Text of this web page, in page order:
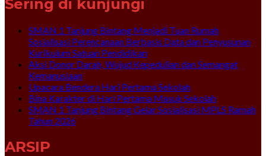
Sering di kunjungi
SMAN 1 Tanjung Bintang Menjadi Tuan Rumah
Sosialisasi Perencanaan Berbasis Data dan Penyusunan
Kurikulum Satuan Pendidikan
Aksi Donor Darah, Wujud Kepedulian dan Semangat
Kemanusiaan
Upacara Bendera Hari Pertama Sekolah
Bina Karakter di Hari Pertama Masuk Sekolah
SMAN 1 Tanjung Bintang Gelar Sosialisasi MPLS Ramah
Tahun 2026
ARSIP